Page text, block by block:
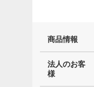
商品情報
法人のお客
様